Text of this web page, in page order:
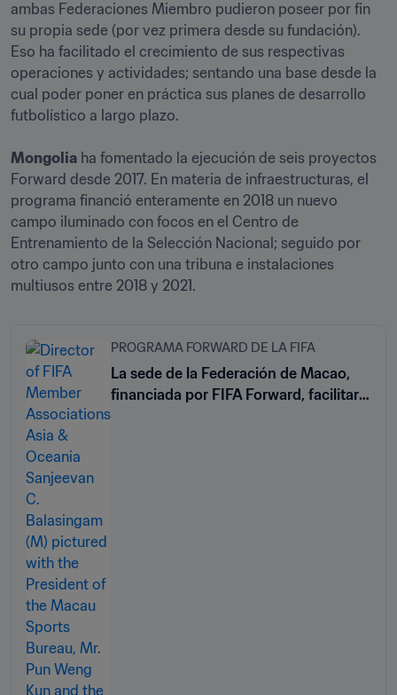
ambas Federaciones Miembro pudieron poseer por fin
su propia sede (por vez primera desde su fundación).
Eso ha facilitado el crecimiento de sus respectivas
operaciones y actividades; sentando una base desde la
cual poder poner en práctica sus planes de desarrollo
Mongolia ha fomentado la ejecución de seis proyectos
Forward desde 2017. En materia de infraestructuras, el
programa financió enteramente en 2018 un nuevo
campo iluminado con focos en el Centro de
Entrenamiento de la Selección Nacional; seguido por
otro campo junto con una tribuna e instalaciones
multiusos entre 2018 y 2021.
PROGRAMA FORWARD DE LA FIFA
La sede de la Federación de Macao,
financiada por FIFA Forward, facilitará